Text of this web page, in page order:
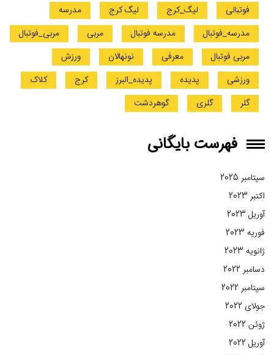
فوتبالی
لیگ_کرج لیگ کرج
مدرسه
مدرسه_فوتبال
مدرسه فوتبال مربی
مربی_فوتبال
مربی فوتبال
معرفی نونهالان
ورزش
ورزشی
پدیده پدیده_البرز کرج
کلاک
گلر
گلری گوهردشت
فهرست بایگانی
سپتامبر 2025
اکتبر 2023
آوریل 2023
فوریه 2023
ژانویه 2023
دسامبر 2022
سپتامبر 2022
جولای 2022
ژوئن 2022
آوریل 2022